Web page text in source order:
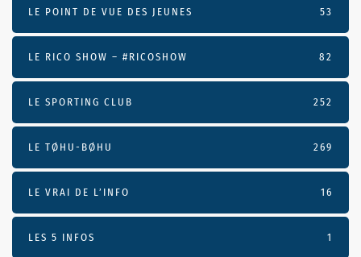
LE POINT DE VUE DES JEUNES 53
LE RICO SHOW – #RICOSHOW 82
LE SPORTING CLUB 252
LE TØHU-BØHU 269
LE VRAI DE L’INFO 16
LES 5 INFOS 1